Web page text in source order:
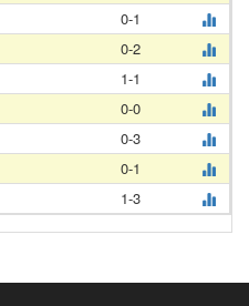
0-1
0-2
1-1
0-0
0-3
0-1
1-3